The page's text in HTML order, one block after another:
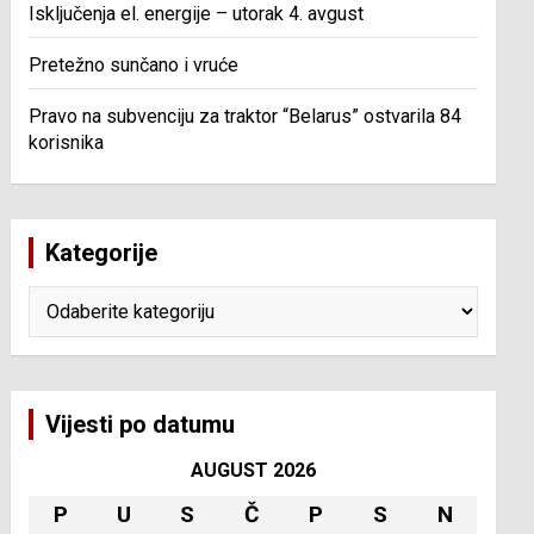
Isključenja el. energije – utorak 4. avgust
Pretežno sunčano i vruće
Pravo na subvenciju za traktor “Belarus” ostvarila 84
korisnika
Kategorije
Vijesti po datumu
AUGUST 2026
P U S Č P S N